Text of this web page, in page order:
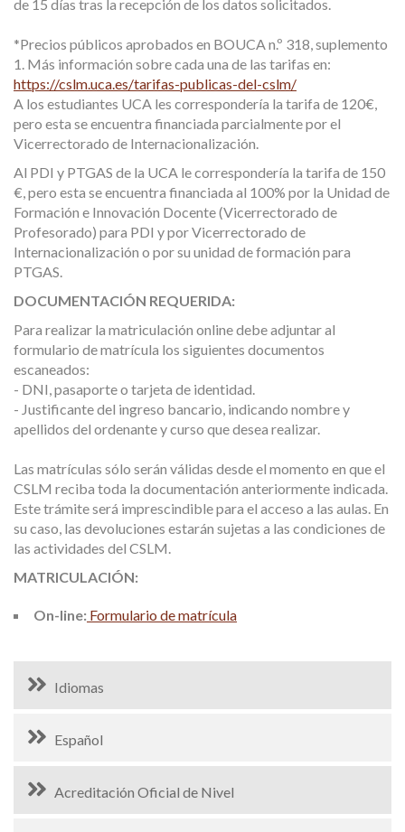
de 15 días tras la recepción de los datos solicitados.
*Precios públicos aprobados en BOUCA n.º 318, suplemento
1. Más información sobre cada una de las tarifas en:
https://cslm.uca.es/tarifas-publicas-del-cslm/
A los estudiantes UCA les correspondería la tarifa de 120€,
pero esta se encuentra financiada parcialmente por el
Vicerrectorado de Internacionalización.
Al PDI y PTGAS de la UCA le correspondería la tarifa de 150
€, pero esta se encuentra financiada al 100% por la Unidad de
Formación e Innovación Docente (Vicerrectorado de
Profesorado) para PDI y por Vicerrectorado de
Internacionalización o por su unidad de formación para
PTGAS.
DOCUMENTACIÓN REQUERIDA:
Para realizar la matriculación online debe adjuntar al
formulario de matrícula los siguientes documentos
escaneados:
- DNI, pasaporte o tarjeta de identidad.
- Justificante del ingreso bancario, indicando nombre y
apellidos del ordenante y curso que desea realizar.
Las matrículas sólo serán válidas desde el momento en que el
CSLM reciba toda la documentación anteriormente indicada.
Este trámite será imprescindible para el acceso a las aulas. En
su caso, las devoluciones estarán sujetas a las condiciones de
las actividades del CSLM.
MATRICULACIÓN:
On-line: Formulario de matrícula
Idiomas
Español
Acreditación Oficial de Nivel